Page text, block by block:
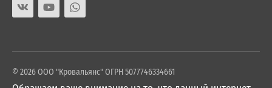
© 2026 ООО "Кровальянс" ОГРН 5077746334661